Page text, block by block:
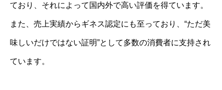
ており、それによって国内外で高い評価を得ています。
また、売上実績からギネス認定にも至っており、“ただ美
味しいだけではない証明”として多数の消費者に支持され
ています。